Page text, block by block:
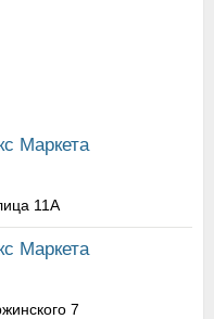
Маркета
11А
Маркета
7